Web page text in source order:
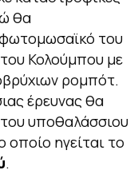
θα
του
Κολούμπου με
ρομπότ.
έρευνας θα
υποθαλάσσιου
οποίο ηγείται το
.